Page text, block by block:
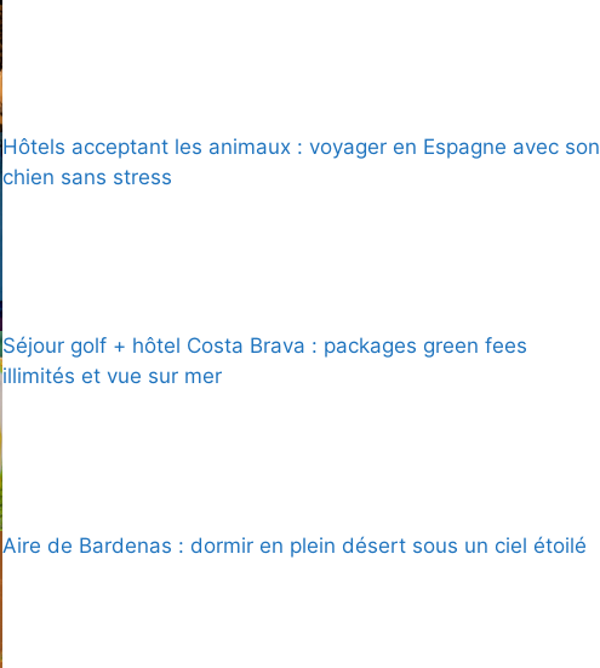
Hôtels acceptant les animaux : voyager en Espagne avec son
chien sans stress
Séjour golf + hôtel Costa Brava : packages green fees
illimités et vue sur mer
Aire de Bardenas : dormir en plein désert sous un ciel étoilé